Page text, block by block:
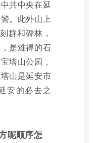
共中央在延
。此外山上
群和碑林，
是难得的石
塔山公园，
山是延安市
安的必去之
呢顺序怎